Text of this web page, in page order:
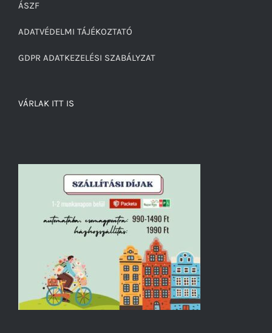
ÁSZF
ADATVÉDELMI TÁJÉKOZTATÓ
GDPR ADATKEZELÉSI SZABÁLYZAT
VÁRLAK ITT IS